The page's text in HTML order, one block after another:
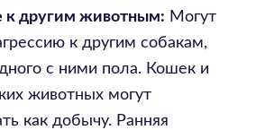
другим животным: Могут
к другим собакам,
с ними пола. Кошек и
животных могут
как добычу. Ранняя